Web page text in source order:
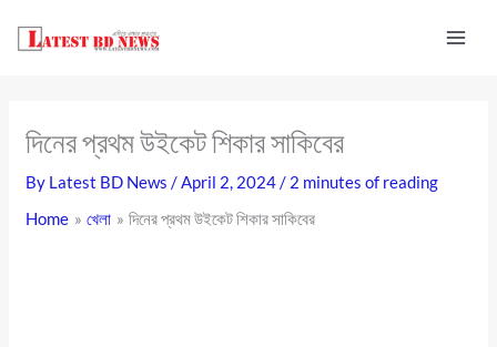
দিনের প্রথম উইকেট শিকার সাকিবের
By Latest BD News/April 2, 2024/ 2 minutes of reading
Home
খেলা দিনের প্রথম উইকেট শিকার সাকিবের